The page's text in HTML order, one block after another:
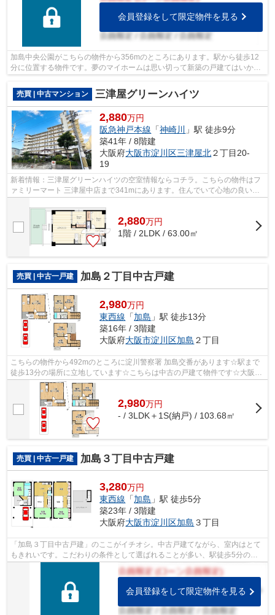
会員登録をして限定物件を見る
加島中央公園がこちらの物件から356mのところにあります。駅から徒歩12
分に位置する物件です。夢のマイホームは思い切って新築の戸建てはいかが
でしょうか。好評の新築物件なので、お...
売買 | 中古マンション
三津屋グリーンハイツ
2,880万円
阪急神戸本線 「神崎川
」駅 徒歩9分
築41年 / 8階建
大阪府大阪市淀川区三津屋北２丁目20-
19
新着情報：三津屋グリーンハイツの空室情報ならコチラ。こちらの物件はフ
ァミリーマート 三津屋中店まで341mにあります。住んでいて心地の良い中
古マンションで魅力的です。物件から駅...
2,880万円
1階 / 2LDK / 63.00㎡
売買 | 中古一戸建 加島２丁目中古戸建
2,980万円
東西線 「加島 」駅 徒歩13分
築16年 / 3階建
大阪府大阪市淀川区加島 ２丁目
こちらの物件から492mのところに淀川警察署 加島交番があります☆駅まで
徒歩13分の場所に立地しています☆こちらは中古の戸建て物件です☆大阪市
淀川区周辺の売買戸建て情報なら、ライフ...
2,980万円
- / 3LDK＋1S(納戸) / 103.68㎡
売買 | 中古一戸建 加島３丁目中古戸建
3,280万円
東西線 「加島 」駅 徒歩5分
築23年 / 3階建
大阪府大阪市淀川区加島 ３丁目
「加島３丁目中古戸建」のここがイチオシ。中古戸建てながら、室内はとて
もきれいです。こだわりの条件として選ばれることが多い、駅徒歩5分の駅
近物件です。前面道路6m以上という駐車...
会員登録をして限定物件を見る